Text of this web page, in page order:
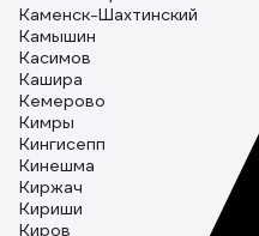
Каменск-Шахтинский
Камышин
Касимов
Кашира
Кемерово
Кимры
Кингисепп
Кинешма
Киржач
Кириши
Киров